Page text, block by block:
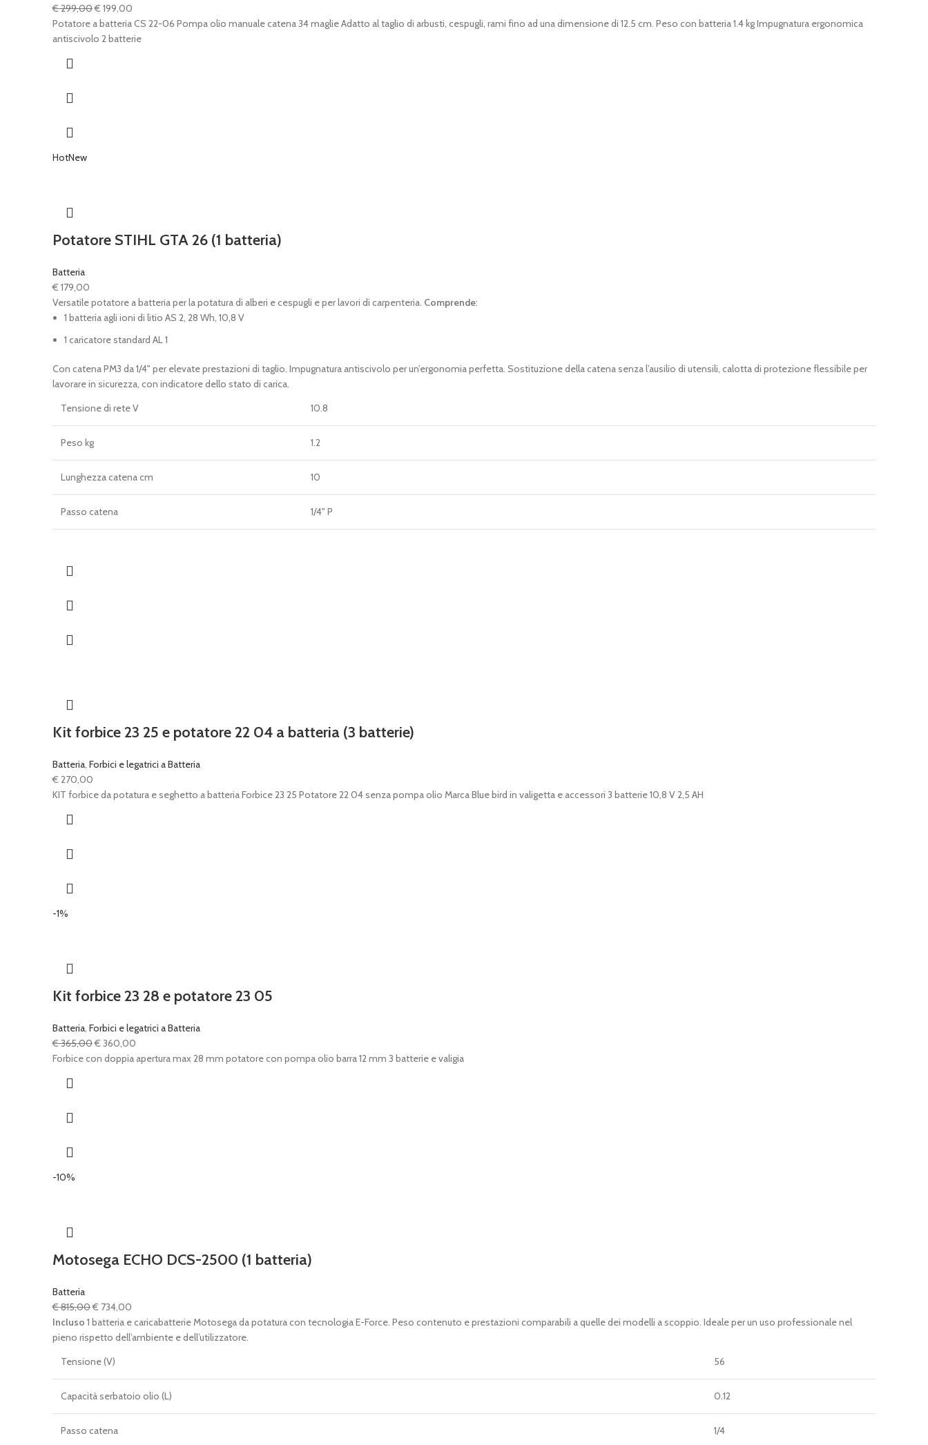
€299,00Il
prezzo
originale
€ 199,00
prezzo
attuale
Potatore a batteria CS 22-06 Pompa olio manuale catena 34 maglie Adatto al taglio di arbusti, cespugli, rami fino ad una dimensione di 12.5 cm. Peso con batteria 1.4 kg Impugnatura ergonomica
antiscivolo 2 batterie
HotNew
Potatore STIHL GTA 26 (1 batteria)
Batteria
€ 179,00
Versatile potatore a batteria per la potatura di alberi e cespugli e per lavori di carpenteria. Comprende:
1 batteria agli ioni di litio AS 2, 28 Wh, 10,8 V
1 caricatore standard AL 1
Con catena PM3 da 1/4" per elevate prestazioni di taglio. Impugnatura antiscivolo per un’ergonomia perfetta. Sostituzione della catena senza l’ausilio di utensili, calotta di protezione flessibile per
lavorare in sicurezza, con indicatore dello stato di carica.
Tensione di rete V
10.8
Peso kg 1.2
Lunghezza catena cm 10
Passo catena 1/4" P
Kit forbice 23 25 e potatore 22 04 a batteria (3 batterie)
Batteria, Forbici e legatrici a Batteria
€ 270,00
KIT forbice da potatura e seghetto a batteria Forbice 23 25 Potatore 22 04 senza pompa olio Marca Blue bird in valigetta e accessori 3 batterie 10,8 V 2,5 AH
-1%
Kit forbice 23 28 e potatore 23 05
Batteria, Forbici e legatrici a Batteria
€365,00Il
prezzo
€ 360,00
prezzo
Forbice con doppia apertura max 28 mm potatore con pompa olio barra 12 mm 3 batterie e valigia
-10%
Motosega ECHO DCS-2500 (1 batteria)
Batteria
€815,00Il
prezzo
originale
€ 815,00.
€ 734,00
prezzo
attuale
Incluso 1 batteria e caricabatterie Motosega da potatura con tecnologia E-Force. Peso contenuto e prestazioni comparabili a quelle dei modelli a scoppio. Ideale per un uso professionale nel
pieno rispetto dell’ambiente e dell’utilizzatore.
Tensione (V)
56
Capacità serbatoio olio (L) 0.12
Passo catena 1/4